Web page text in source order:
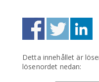
Detta innehållet är
lösenordet nedan: